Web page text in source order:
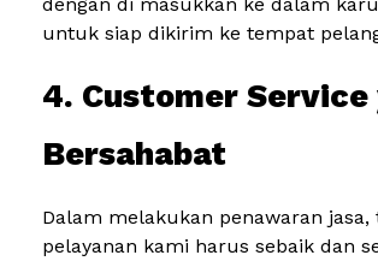
dengan di masukkan ke dalam
untuk siap dikirim ke tempat
4. Customer Service
Bersahabat
Dalam melakukan penawaran
pelayanan kami harus sebaik dan